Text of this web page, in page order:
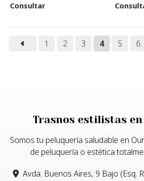
Consultar
1 2 3 4 5 6
Trasnos estilistas en
Somos tu peluquería saludable en
de peluquería o estética
Avda. Buenos Aires, 9 Bajo (Esq.